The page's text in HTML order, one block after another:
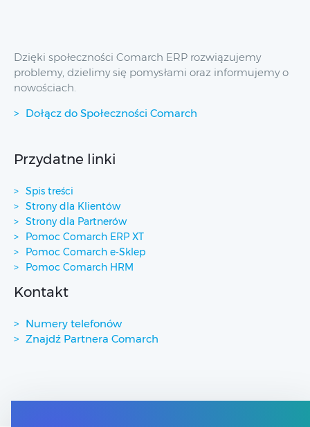
Dzięki społeczności Comarch ERP rozwiązujemy
problemy, dzielimy się pomysłami oraz informujemy o
nowościach.
Dołącz do Społeczności Comarch
Przydatne linki
Spis treści
Strony dla Klientów
Strony dla Partnerów
Pomoc Comarch ERP XT
Pomoc Comarch e-Sklep
Pomoc Comarch HRM
Kontakt
Numery telefonów
Znajdź Partnera Comarch